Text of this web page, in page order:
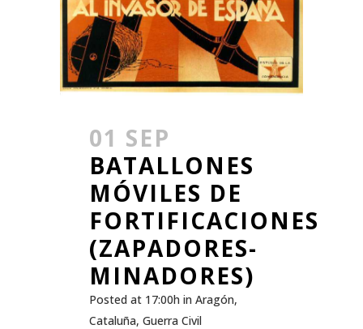
01 SEP
BATALLONES
MÓVILES DE
FORTIFICACIONES
(ZAPADORES-
MINADORES)
Posted at 17:00h in Aragón,
Cataluña, Guerra Civil